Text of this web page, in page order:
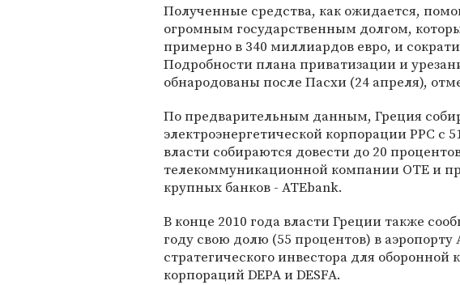
Полученные средства, как ожидается,
огромным государственным долгом,
примерно в 340 миллиардов евро, и
Подробности плана приватизации и
обнародованы после Пасхи (24 апреля),
По предварительным данным, Греция
электроэнергетической корпорации PPC с
власти собираются довести до 20
телекоммуникационной компании OTE и
крупных банков - ATEbank.
В конце 2010 года власти Греции также
году свою долю (55 процентов) в
стратегического инвестора для оборонной
корпораций DEPA и DESFA.